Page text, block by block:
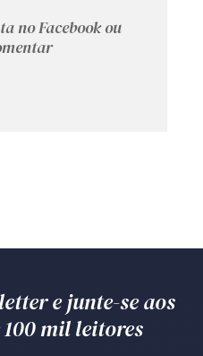
no Facebook ou
e junte-se aos
mil leitores